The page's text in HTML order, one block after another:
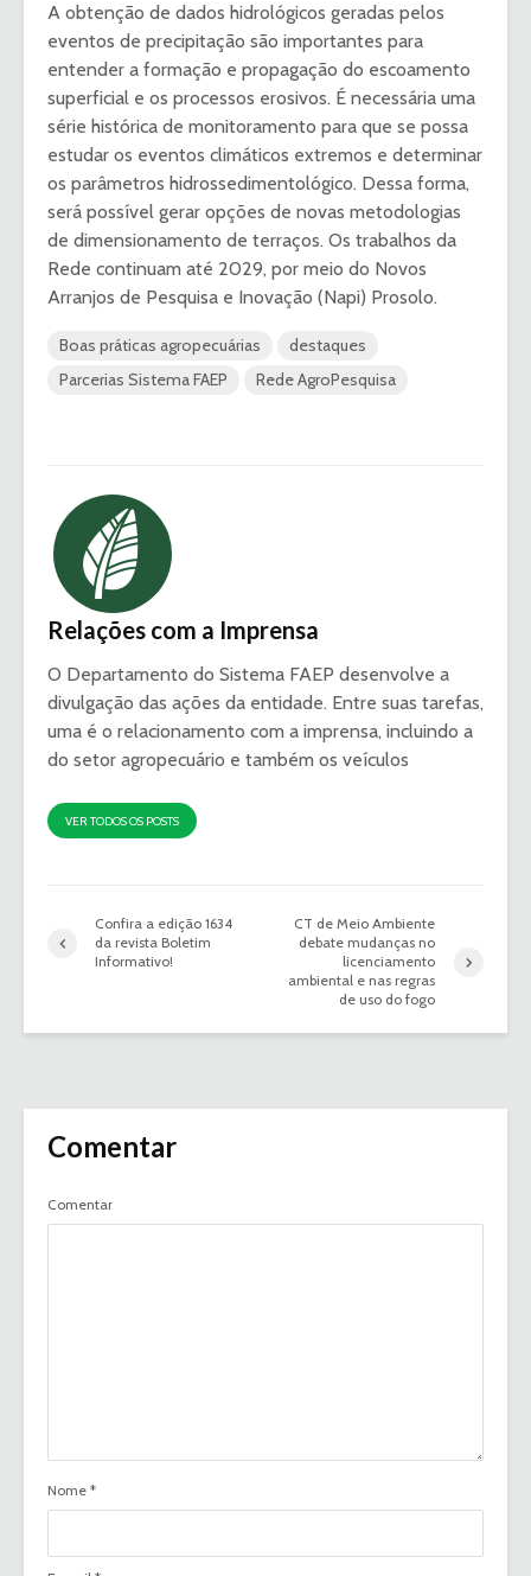
A obtenção de dados hidrológicos geradas pelos
eventos de precipitação são importantes para
entender a formação e propagação do escoamento
superficial e os processos erosivos. É necessária uma
série histórica de monitoramento para que se possa
estudar os eventos climáticos extremos e determinar
os parâmetros hidrossedimentológico. Dessa forma,
será possível gerar opções de novas metodologias
de dimensionamento de terraços. Os trabalhos da
Rede continuam até 2029, por meio do Novos
Arranjos de Pesquisa e Inovação (Napi) Prosolo.
Boas práticas agropecuárias
destaques
Parcerias Sistema FAEP
Rede AgroPesquisa
Relações com a Imprensa
O Departamento do Sistema FAEP desenvolve a
divulgação das ações da entidade. Entre suas tarefas,
uma é o relacionamento com a imprensa, incluindo a
do setor agropecuário e também os veículos
VER TODOS OS POSTS
Confira a edição 1634
da revista Boletim
Informativo!
CT de Meio Ambiente
debate mudanças no
licenciamento
ambiental e nas regras
de uso do fogo
Comentar
Comentar
Nome *